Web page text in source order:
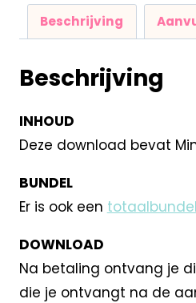
Beschrijving
Beschrijving
INHOUD
Deze download bevat
BUNDEL
Er is ook een totaalbundel
DOWNLOAD
Na betaling ontvang je
die je ontvangt na de